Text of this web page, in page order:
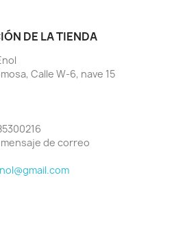
DE LA TIENDA
Calle W-6, nave 15
de correo